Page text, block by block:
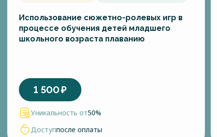
Использование сюжетно-ролевых игр в
процессе обучения детей младшего
школьного возраста плаванию
1 500₽
Уникальность от50%
Доступпосле оплаты